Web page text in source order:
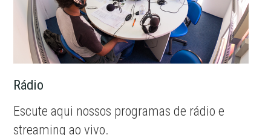
Rádio
Escute aqui nossos programas de rádio e
streaming ao vivo.